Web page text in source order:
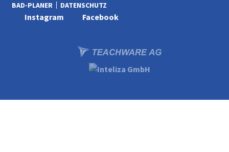
BAD-PLANER
DATENSCHUTZ
Instagram Facebook